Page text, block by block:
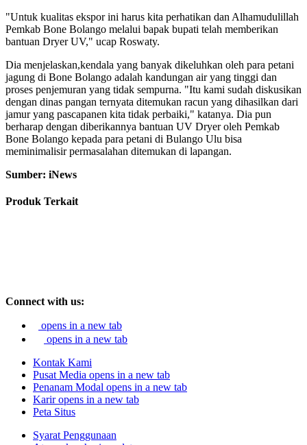
"Untuk kualitas ekspor ini harus kita perhatikan dan Alhamudulillah
Pemkab Bone Bolango melalui bapak bupati telah memberikan
bantuan Dryer UV," ucap Roswaty.
Dia menjelaskan,kendala yang banyak dikeluhkan oleh para petani
jagung di Bone Bolango adalah kandungan air yang tinggi dan
proses penjemuran yang tidak sempurna. "Itu kami sudah diskusikan
dengan dinas pangan ternyata ditemukan racun yang dihasilkan dari
jamur yang pascapanen kita tidak perbaiki," katanya. Dia pun
berharap dengan diberikannya bantuan UV Dryer oleh Pemkab
Bone Bolango kepada para petani di Bulango Ulu bisa
meminimalisir permasalahan ditemukan di lapangan.
Sumber: iNews
Produk Terkait
Connect with us:
opens in a new tab
opens in a new tab
Kontak Kami
Pusat Media opens in a new tab
Penanam Modal opens in a new tab
Karir opens in a new tab
Peta Situs
Syarat Penggunaan